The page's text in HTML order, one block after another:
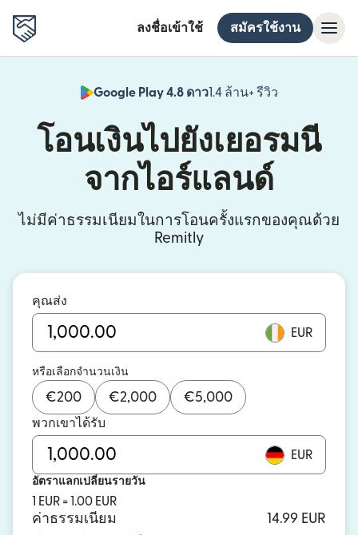
ลงชื่อเข้าใช้ สมัครใช้งาน
Google Play 4.8 ดาว1.4 ล้าน+ รีวิว
(เปิดในหน้าต่
โอนเงินไปยังเยอรมนี
จากไอร์แลนด์
ไม่มีค่าธรรมเนียมในการโอนครั้งแรกของคุณด้วย
Remitly
คุณส่ง
EUR
หรือเลือกจำนวนเงิน
€200 €2,000 €5,000
พวกเขาได้รับ
EUR
อัตราแลกเปลี่ยนรายวัน
1 EUR = 1.00 EUR
ค่าธรรมเนียม
14.99 EUR